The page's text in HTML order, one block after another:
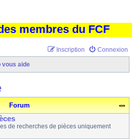
membres du FCF
Connexion
Inscription
vous aide
Forum
de recherches de pièces uniquement